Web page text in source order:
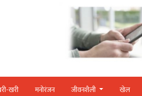
खरी मनोरंजन जीवनशैली खेल